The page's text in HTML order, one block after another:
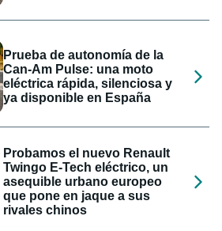
Prueba de autonomía de la
Can-Am Pulse: una moto
eléctrica rápida, silenciosa y
ya disponible en España
Probamos el nuevo Renault
Twingo E-Tech eléctrico, un
asequible urbano europeo
que pone en jaque a sus
rivales chinos